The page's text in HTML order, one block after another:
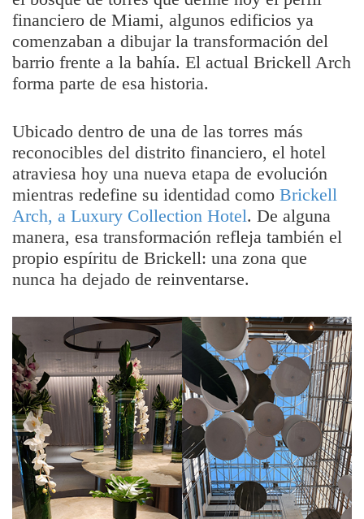
financiero de Miami, algunos edificios ya
comenzaban a dibujar la transformación del
barrio frente a la bahía. El actual Brickell Arch
forma parte de esa historia.
Ubicado dentro de una de las torres más
reconocibles del distrito financiero, el hotel
atraviesa hoy una nueva etapa de evolución
mientras redefine su identidad como Brickell
Arch, a Luxury Collection Hotel. De alguna
manera, esa transformación refleja también el
propio espíritu de Brickell: una zona que
nunca ha dejado de reinventarse.